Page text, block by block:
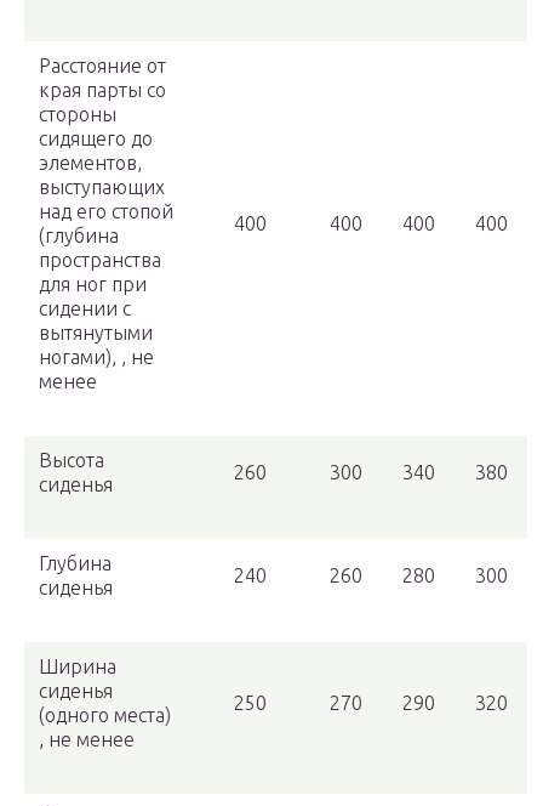
Расстояние от
края парты со
стороны
сидящего до
элементов,
выступающих
над его стопой
(глубина
пространства
для ног при
сидении с
вытянутыми
ногами), , не
менее
400 400 400 400
Высота
сиденья
260 300 340 380
Глубина
сиденья
240 260 280 300
Ширина
сиденья
(одного места)
, не менее
250 270 290 320